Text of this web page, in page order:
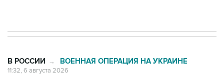
В РОССИИ → ВОЕННАЯ ОПЕРАЦИЯ НА УКРАИНЕ
11:32, 6 августа 2026